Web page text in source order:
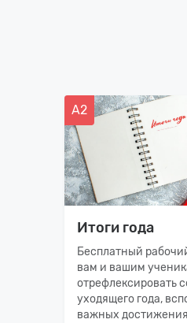
А2
Итоги года
Бесплатный
вам и вашим
отрефлексировать
уходящего года,
важных